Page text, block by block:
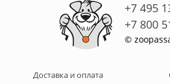
+7 495
+7 800
©
Доставка и оплата